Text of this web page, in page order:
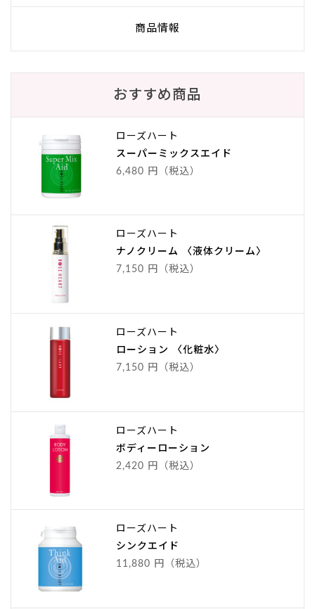
商品情報
おすすめ商品
ローズハート
スーパーミックスエイド
6,480 円（税込）
ローズハート
ナノクリーム 〈液体クリーム〉
7,150 円（税込）
ローズハート
ローション 〈化粧水〉
7,150 円（税込）
ローズハート
ボディーローション
2,420 円（税込）
ローズハート
シンクエイド
11,880 円（税込）